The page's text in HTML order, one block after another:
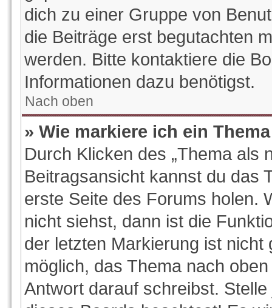
dich zu einer Gruppe von
die Beiträge erst begutachten
werden. Bitte kontaktiere die
Informationen dazu benötigst.
Nach oben
» Wie markiere ich ein
Durch Klicken des „Thema als
Beitragsansicht kannst du das
erste Seite des Forums holen.
nicht siehst, dann ist die
der letzten Markierung ist
möglich, das Thema nach
Antwort darauf schreibst.